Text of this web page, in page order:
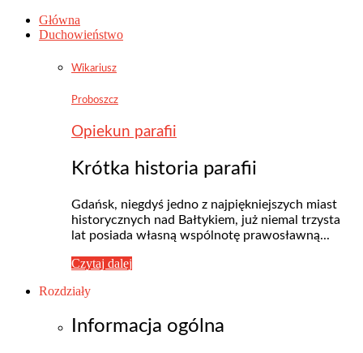
Główna
Duchowieństwo
Wikariusz
Proboszcz
Opiekun parafii
Krótka historia parafii
Gdańsk, niegdyś jedno z najpiękniejszych miast
historycznych nad Bałtykiem, już niemal trzysta
lat posiada własną wspólnotę prawosławną...
Czytaj dalej
Rozdziały
Informacja ogólna